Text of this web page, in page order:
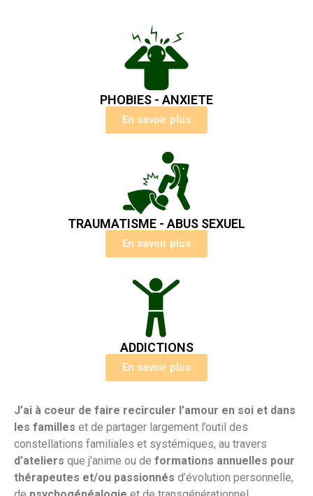
PHOBIES - ANXIETE
En savoir plus
TRAUMATISME - ABUS SEXUEL
En savoir plus
ADDICTIONS
En savoir plus
J’ai à coeur de faire recirculer l’amour en soi et dans
les familles et de partager largement l’outil des
constellations familiales et systémiques, au travers
d’ateliers que j’anime ou de formations annuelles pour
thérapeutes et/ou passionnés d’évolution personnelle,